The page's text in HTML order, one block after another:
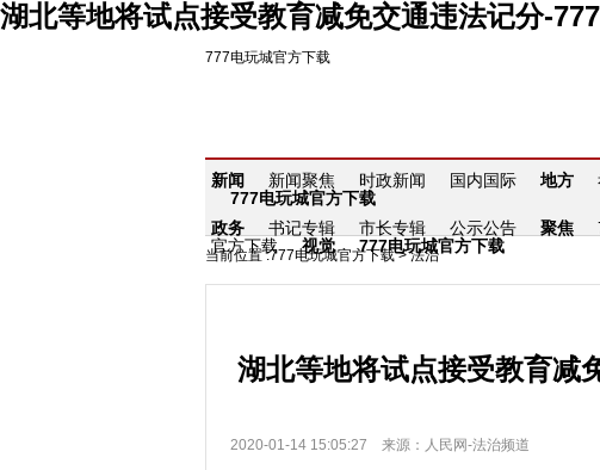
湖北等地将试点接受教育减免交通违法记分-
777电玩城官方下载
新闻 新闻聚焦 时政新闻 国内国际 地方
777电玩城官方下载
政务
书记专辑 市长专辑 公示公告 聚焦
官方下载
视觉 777电玩城官方下载
当前位置 :777电玩城官方下载>法治
湖北等地将试点接受教育减
2020-01-14 15:05:27 来源：人民网-法治频道